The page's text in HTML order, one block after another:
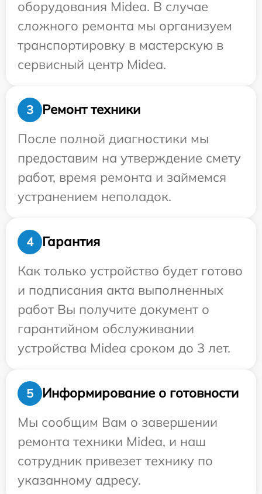
оборудования Midea. В случае
сложного ремонта мы организуем
транспортировку в мастерскую в
сервисный центр Midea.
3
Ремонт техники
После полной диагностики мы
предоставим на утверждение смету
работ, время ремонта и займемся
устранением неполадок.
4
Гарантия
Как только устройство будет готово
и подписания акта выполненных
работ Вы получите документ о
гарантийном обслуживании
устройства Midea сроком до 3 лет.
5
Информирование о готовности
Мы сообщим Вам о завершении
ремонта техники Midea, и наш
сотрудник привезет технику по
указанному адресу.